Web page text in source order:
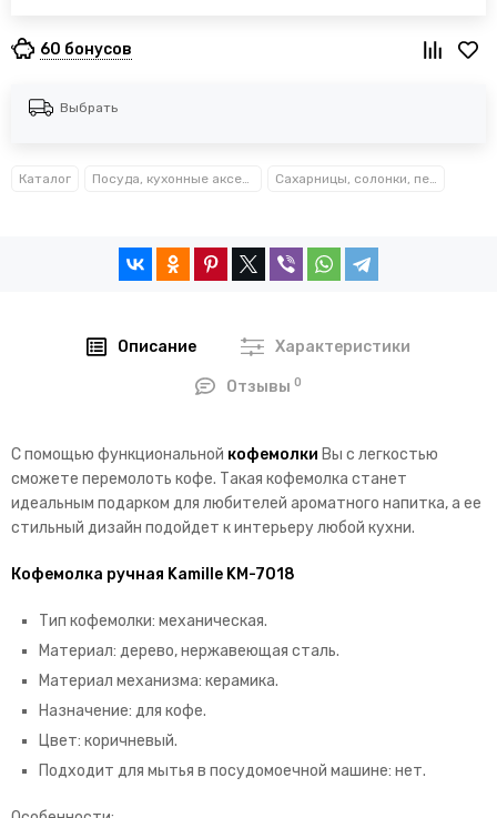
60 бонусов
Выбрать
Каталог Посуда, кухонные аксессуары и принадлежности TM Kamille TM Ofenbach Сахарницы, солонки, перечницы, мельницы, кофемолки Kamille™ Ofenbach™
Описание Характеристики
Отзывы0
С помощью функциональной кофемолки Вы с легкостью
сможете перемолоть кофе. Такая кофемолка станет
идеальным подарком для любителей ароматного напитка, а ее
стильный дизайн подойдет к интерьеру любой кухни.
Кофемолка ручная Kamille KM-7018
Тип кофемолки: механическая.
Материал: дерево, нержавеющая сталь.
Материал механизма: керамика.
Назначение: для кофе.
Цвет: коричневый.
Подходит для мытья в посудомоечной машине: нет.